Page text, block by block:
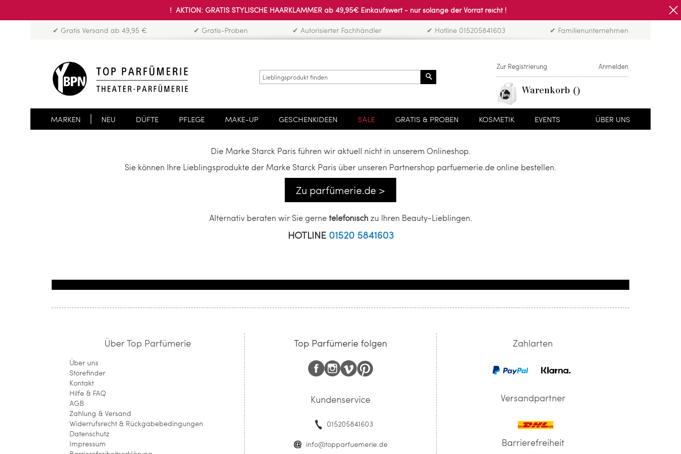
! AKTION: GRATIS STYLISCHE HAARKLAMMER ab 49,95€ Einkaufswert - nur solange der Vorrat reicht !
✔ Gratis Versand ab 49,95 € ✔ Gratis-Proben ✔ Autorisierter Fachhändler ✔ Hotline 015205841603 ✔ Familienunternehmen
Zur Registrierung Anmelden
Warenkorb
MARKEN NEU DÜFTE PFLEGE MAKE-UP GESCHENKIDEEN SALE GRATIS & PROBEN KOSMETIK EVENTS ÜBER UNS
Die Marke Starck Paris führen wir aktuell nicht in unserem Onlineshop.
Sie können Ihre Lieblingsprodukte der Marke Starck Paris über unseren Partnershop parfuemerie.de online bestellen.
Zu parfümerie.de >
Alternativ beraten wir Sie gernetelefonischzu Ihren Beauty-Lieblingen.
HOTLINE 01520 5841603
Über Top Parfümerie
Über uns
Storefinder
Kontakt
Hilfe & FAQ
AGB
Zahlung & Versand
Widerrufsrecht & Rückgabebedingungen
Datenschutz
Impressum
Top Parfümerie folgen
Kundenservice
015205841603
info@topparfuemerie.de
Zahlarten
Versandpartner
Barrierefreiheit